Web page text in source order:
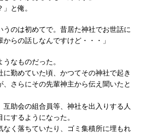
と俺。
うのは初めてで。昔居た神社でお世話に
らの話しなんですけど・・・」
なものだった。
勤めていた頃、かつてその神社で起き
さらにその先輩神主から伝え聞いたと
助会の組合員等、神社を出入りする人
するようになった。
なく落ちていたり、ゴミ集積所に埋もれ